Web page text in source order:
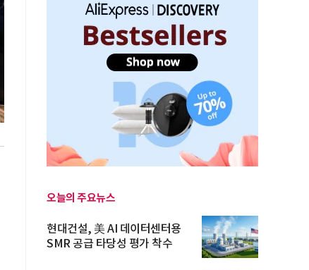
오늘의 주요뉴스
현대건설, 美 AI 데이터센터용
SMR 공급 타당성 평가 착수